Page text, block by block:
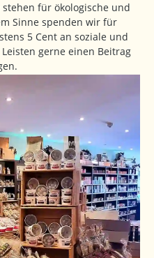
für ökologische und
Sinne spenden wir für
5 Cent an soziale und
gerne einen Beitrag